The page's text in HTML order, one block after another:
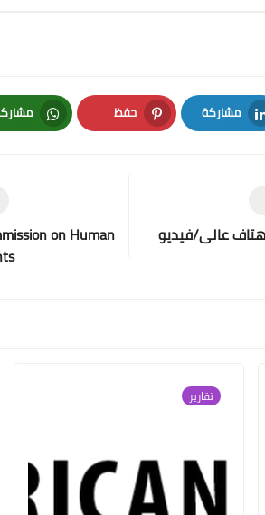
مشاركة
LinkedIn
حفظ
Pinterest
on Human
تقارير